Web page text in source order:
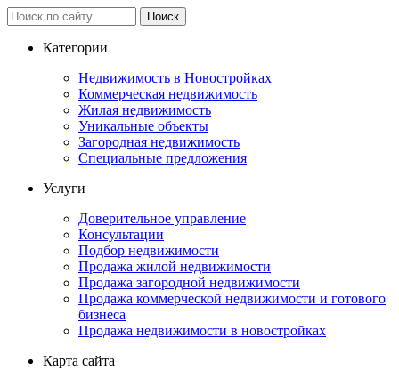
Категории
Недвижимость в Новостройках
Коммерческая недвижимость
Жилая недвижимость
Уникальные объекты
Загородная недвижимость
Специальные предложения
Услуги
Доверительное управление
Консультации
Подбор недвижимости
Продажа жилой недвижимости
Продажа загородной недвижимости
Продажа коммерческой недвижимости и готового
бизнеса
Продажа недвижимости в новостройках
Карта сайта